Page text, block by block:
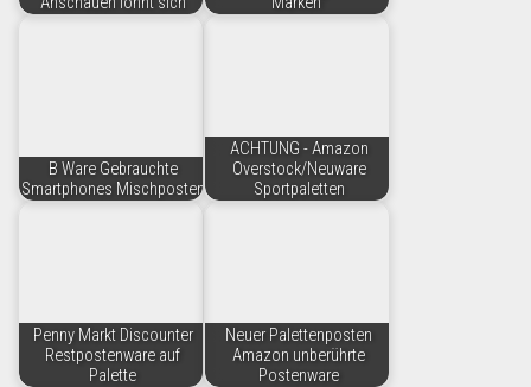
B Ware Gebrauchte
Smartphones Mischposten
ACHTUNG - Amazon
Overstock/Neuware
Sportpaletten
Penny Markt Discounter
Restpostenware auf
Palette
Neuer Palettenposten
Amazon unberührte
Postenware